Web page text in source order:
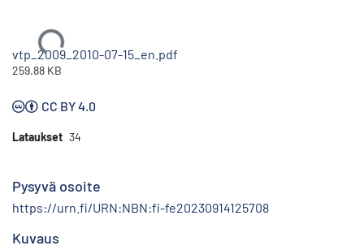
Ladataan...
vtp_2009_2010-07-15_en.pdf
259.88 KB
CC BY 4.0
Lataukset 34
Pysyvä osoite
https://urn.fi/URN:NBN:fi-fe20230914125708
Kuvaus